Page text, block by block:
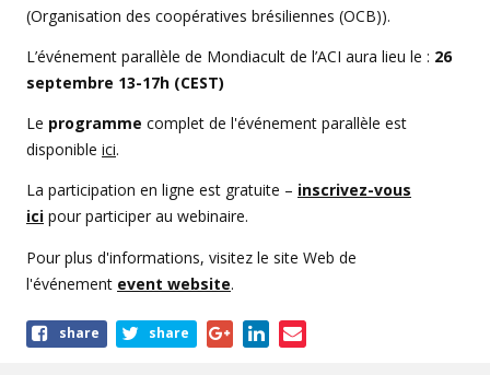
(Organisation des coopératives brésiliennes (OCB)).
L’événement parallèle de Mondiacult de l’ACI aura lieu le : 26
septembre 13-17h (CEST)
Le programme complet de l'événement parallèle est
disponible ici.
La participation en ligne est gratuite – inscrivez-vous
ici pour participer au webinaire.
Pour plus d'informations, visitez le site Web de
l'événement event website.
Shareshare share